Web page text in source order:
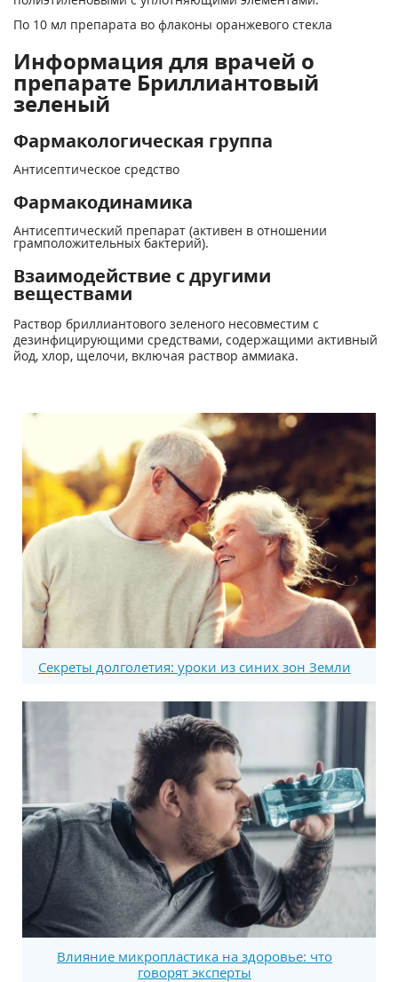
По 10 мл препарата во флаконы оранжевого стекла
Информация для врачей о
препарате Бриллиантовый
зеленый
Фармакологическая группа
Антисептическое средство
Фармакодинамика
Антисептический препарат (активен в отношении
грамположительных бактерий).
Взаимодействие с другими
веществами
Раствор бриллиантового зеленого несовместим с
дезинфицирующими средствами, содержащими активный
йод, хлор, щелочи, включая раствор аммиака.
Секреты долголетия: уроки из синих зон Земли
Влияние микропластика на здоровье: что
говорят эксперты